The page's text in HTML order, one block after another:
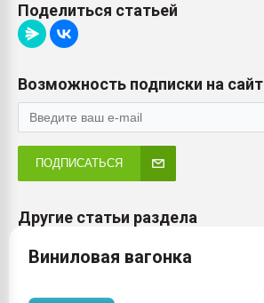
Поделиться статьей
Возможность подписки на сайт
ПОДПИСАТЬСЯ
Другие статьи раздела
Виниловая вагонка